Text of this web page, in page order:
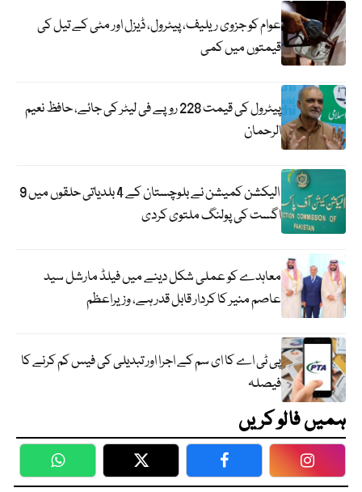
عوام کو جزوی ریلیف، پیٹرول، ڈیزل اور مٹی کے تیل کی
قیمتوں میں کمی
پیٹرول کی قیمت 228 روپے فی لیٹر کی جائے، حافظ نعیم
الرحمان
الیکشن کمیشن نے بلوچستان کے 4 بلدیاتی حلقوں میں 9
اگست کی پولنگ ملتوی کردی
معاہدے کو عملی شکل دینے میں فیلڈ مارشل سید
عاصم منیر کا کردار قابل قدر ہے، وزیراعظم
پی ٹی اے کا ای سم کے اجرا اور تبدیلی کی فیس کم کرنے کا
فیصلہ
ہمیں فالو کریں
WhatsApp Twitter Facebook